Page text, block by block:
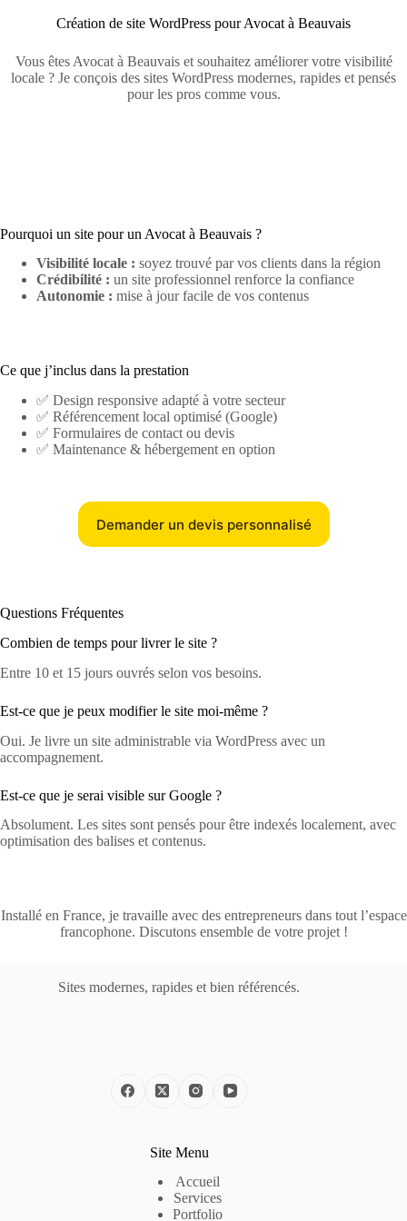
Création de site WordPress pour Avocat à Beauvais
Vous êtes Avocat à Beauvais et souhaitez améliorer votre visibilité
locale ? Je conçois des sites WordPress modernes, rapides et pensés
pour les pros comme vous.
Pourquoi un site pour un Avocat à Beauvais ?
Visibilité locale : soyez trouvé par vos clients dans la région
Crédibilité : un site professionnel renforce la confiance
Autonomie : mise à jour facile de vos contenus
Ce que j’inclus dans la prestation
✅ Design responsive adapté à votre secteur
✅ Référencement local optimisé (Google)
✅ Formulaires de contact ou devis
✅ Maintenance & hébergement en option
Demander un devis personnalisé
Questions Fréquentes
Combien de temps pour livrer le site ?
Entre 10 et 15 jours ouvrés selon vos besoins.
Est-ce que je peux modifier le site moi-même ?
Oui. Je livre un site administrable via WordPress avec un
accompagnement.
Est-ce que je serai visible sur Google ?
Absolument. Les sites sont pensés pour être indexés localement, avec
optimisation des balises et contenus.
Installé en France, je travaille avec des entrepreneurs dans tout l’espace
francophone. Discutons ensemble de votre projet !
Sites modernes, rapides et bien référencés.
Site Menu
Accueil
Services
Portfolio